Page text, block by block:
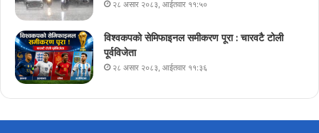
२८ असार २०८३, आईतवार ११:५०
विश्वकपको सेमिफाइनल समीकरण पूरा : चारवटै टोली
पूर्वविजेता
२८ असार २०८३, आईतवार ११:३६